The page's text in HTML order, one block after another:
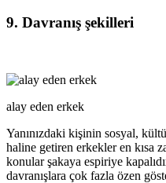
9. Davranış şekilleri
alay eden erkek
Yanınızdaki kişinin sosyal,
haline getiren erkekler en kısa
konular şakaya espiriye
davranışlara çok fazla özen